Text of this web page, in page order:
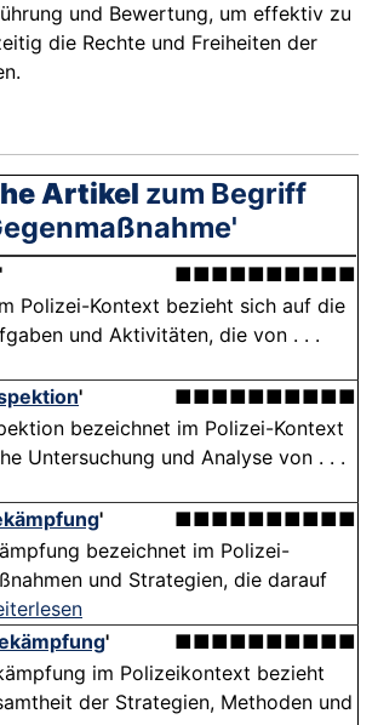
und Bewertung, um effektiv zu
die Rechte und Freiheiten der
Artikel zum Begriff
'
■■■■■■■■■■
Polizei-Kontext bezieht sich auf die
und Aktivitäten, die von . . .
'
■■■■■■■■■■
bezeichnet im Polizei-Kontext
Untersuchung und Analyse von . . .
'
■■■■■■■■■■
bezeichnet im Polizei-
und Strategien, die darauf
'
■■■■■■■■■■
im Polizeikontext bezieht
der Strategien, Methoden und